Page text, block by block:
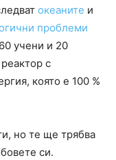
океаните и
проблеми
учени и 20
с
която е 100 %
но те ще трябва
си.